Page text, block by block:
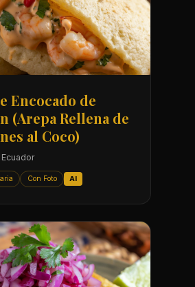
Encocado de
(Arepa Rellena de
al Coco)
Con Foto AI